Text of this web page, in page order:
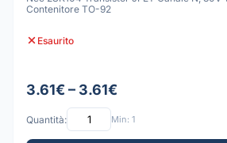
Contenitore TO-92
Esaurito
3.61€ – 3.61€
Quantità: Min: 1